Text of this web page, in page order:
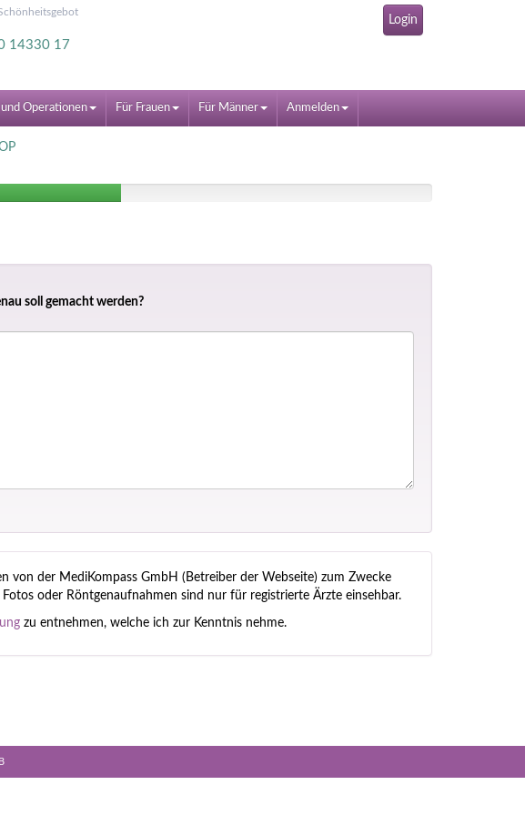
Login
14330 17
Operationen Für Frauen Für Männer Anmelden
soll gemacht werden?
von der MediKompass GmbH (Betreiber der Webseite) zum Zwecke
oder Röntgenaufnahmen sind nur für registrierte Ärzte einsehbar.
zu entnehmen, welche ich zur Kenntnis nehme.